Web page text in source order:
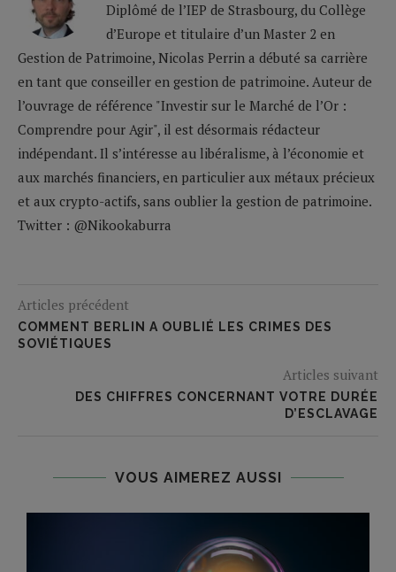
Diplômé de l’IEP de Strasbourg, du Collège
d’Europe et titulaire d’un Master 2 en
Gestion de Patrimoine, Nicolas Perrin a débuté sa carrière
en tant que conseiller en gestion de patrimoine. Auteur de
l’ouvrage de référence "Investir sur le Marché de l’Or :
Comprendre pour Agir", il est désormais rédacteur
indépendant. Il s’intéresse au libéralisme, à l’économie et
aux marchés financiers, en particulier aux métaux précieux
et aux crypto-actifs, sans oublier la gestion de patrimoine.
Twitter : @Nikookaburra
Articles précédent
COMMENT BERLIN A OUBLIÉ LES CRIMES DES
SOVIÉTIQUES
Articles suivant
DES CHIFFRES CONCERNANT VOTRE DURÉE
D’ESCLAVAGE
VOUS AIMEREZ AUSSI